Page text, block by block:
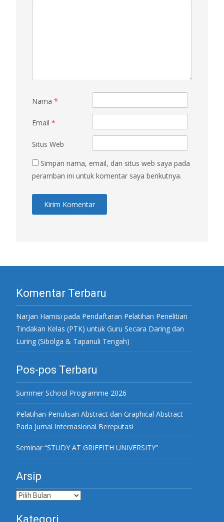
Nama *
Email *
Situs Web
Simpan nama, email, dan situs web saya pada
peramban ini untuk komentar saya berikutnya.
Komentar Terbaru
Narjan Hamisi pada Pendaftaran Pelatihan Penelitian
Tindakan Kelas (PTK) untuk Guru Secara Daring dan
Luring (Sibolga & Tapanuli Tengah)
Pos-pos Terbaru
Summer School Programme 2026
Pelatihan Penulisan Abstract dan Graphical Abstract
Pada Jurnal Internasional Bereputasi
Seminar “STUDY AT GRIFFITH UNIVERSITY”
Arsip
Arsip
Kategori